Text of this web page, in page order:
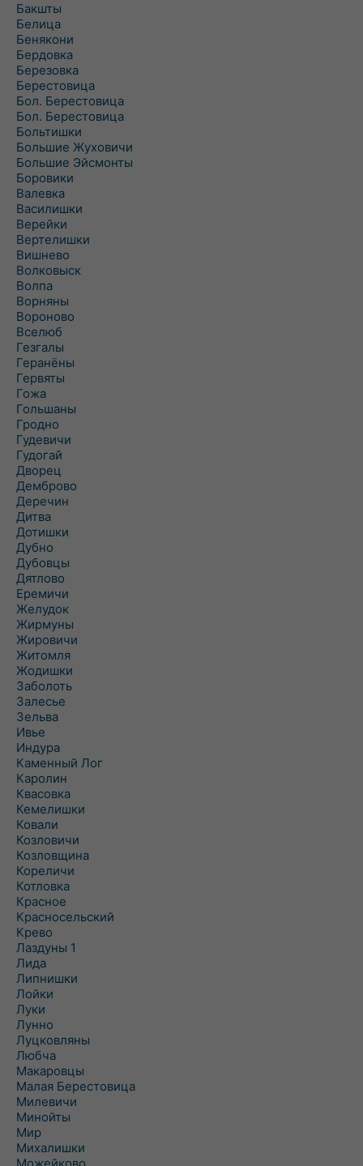
Бакшты
Белица
Бенякони
Бердовка
Березовка
Берестовица
Бол. Берестовица
Бол. Берестовица
Больтишки
Большие Жуховичи
Большие Эйсмонты
Боровики
Валевка
Василишки
Верейки
Вертелишки
Вишнево
Волковыск
Волпа
Ворняны
Вороново
Вселюб
Гезгалы
Геранёны
Гервяты
Гожа
Гольшаны
Гродно
Гудевичи
Гудогай
Дворец
Демброво
Деречин
Дитва
Дотишки
Дубно
Дубовцы
Дятлово
Еремичи
Желудок
Жирмуны
Жировичи
Житомля
Жодишки
Заболоть
Залесье
Зельва
Ивье
Индура
Каменный Лог
Каролин
Квасовка
Кемелишки
Ковали
Козловичи
Козловщина
Кореличи
Котловка
Красное
Красносельский
Крево
Лаздуны 1
Лида
Липнишки
Лойки
Луки
Лунно
Луцковляны
Любча
Макаровцы
Малая Берестовица
Милевичи
Минойты
Мир
Михалишки